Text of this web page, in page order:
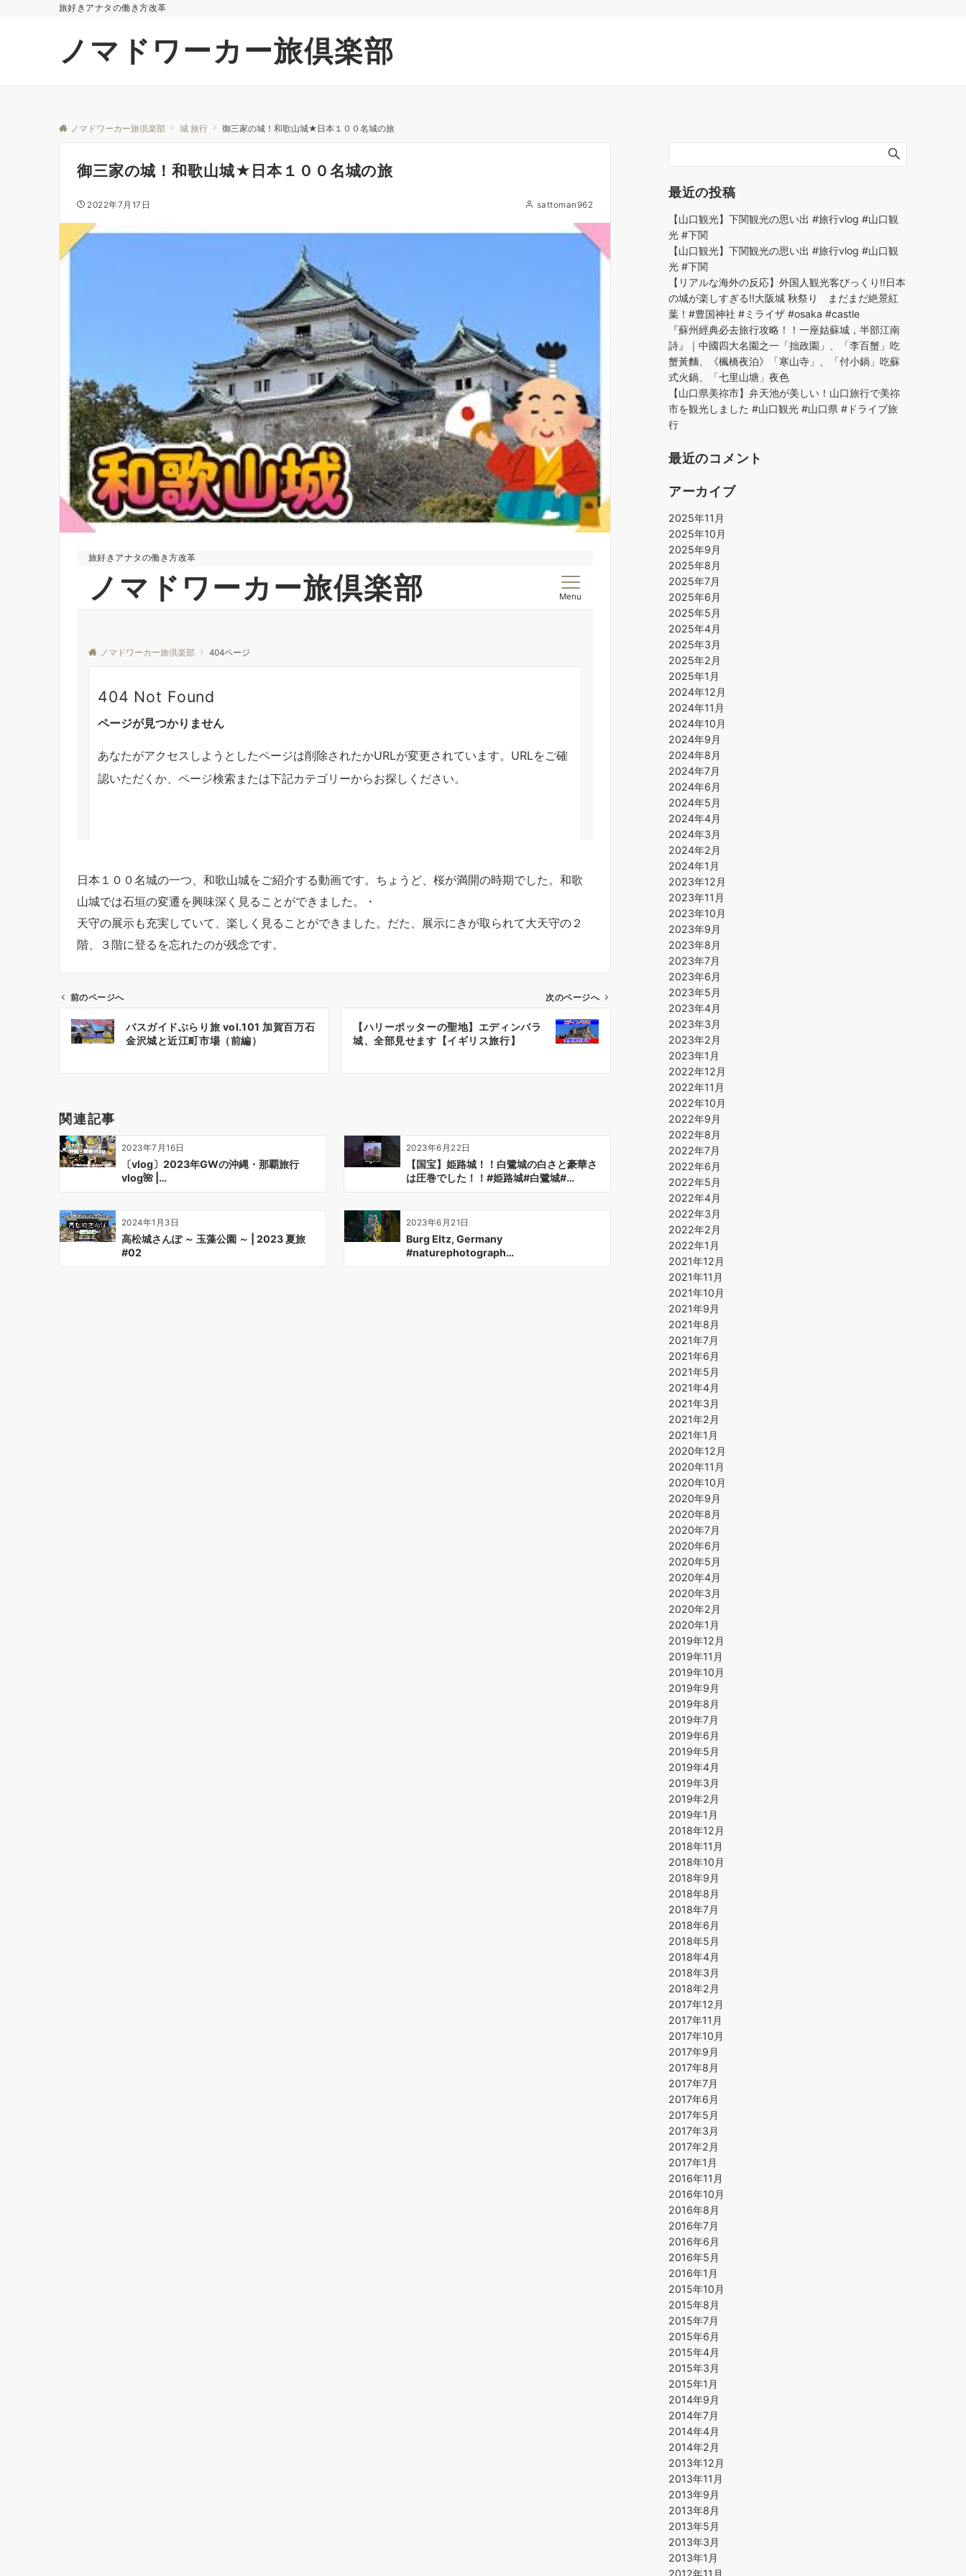
旅好きアナタの働き方改革
ノマドワーカー旅倶楽部
ノマドワーカー旅倶楽部 城 旅行 御三家の城！和歌山城★日本１００名城の旅
御三家の城！和歌山城★日本１００名城の旅
2022年7月17日 sattoman962
日本１００名城の一つ、和歌山城をご紹介する動画です。ちょうど、桜が満開の時期でした。和歌
山城では石垣の変遷を興味深く見ることができました。・
天守の展示も充実していて、楽しく見ることができました。だた、展示にきが取られて大天守の２
階、３階に登るを忘れたのが残念です。
ビ
シ
ョ
ン
前のページへ
バスガイドぶらり旅 vol.101 加賀百万石
金沢城と近江町市場（前編）
次のページへ
【ハリーポッターの聖地】エディンバラ
城、全部見せます【イギリス旅行】
関連記事
2023年7月16日
〔vlog〕2023年GWの沖縄・那覇旅行
vlog🌺 |…
2023年6月22日
【国宝】姫路城！！白鷺城の白さと豪華さ
は圧巻でした！！#姫路城#白鷺城#…
2024年1月3日
高松城さんぽ ～ 玉藻公園 ～ | 2023 夏旅
#02
2023年6月21日
Burg Eltz, Germany
#naturephotograph…
最近の投稿
【山口観光】下関観光の思い出 #旅行vlog #山口観
光 #下関
【山口観光】下関観光の思い出 #旅行vlog #山口観
光 #下関
【リアルな海外の反応】外国人観光客びっくり!!日本
の城が楽しすぎる!!大阪城 秋祭り まだまだ絶景紅
葉！#豊国神社 #ミライザ #osaka #castle
『蘇州經典必去旅行攻略！！一座姑蘇城，半部江南
詩』｜中國四大名園之一「拙政園」、「李百蟹」吃
蟹黃麵、《楓橋夜泊》「寒山寺」、「付小鍋」吃蘇
式火鍋、「七里山塘」夜色
【山口県美祢市】弁天池が美しい！山口旅行で美祢
市を観光しました #山口観光 #山口県 #ドライブ旅
行
最近のコメント
アーカイブ
2025年11月
2025年10月
2025年9月
2025年8月
2025年7月
2025年6月
2025年5月
2025年4月
2025年3月
2025年2月
2025年1月
2024年12月
2024年11月
2024年10月
2024年9月
2024年8月
2024年7月
2024年6月
2024年5月
2024年4月
2024年3月
2024年2月
2024年1月
2023年12月
2023年11月
2023年10月
2023年9月
2023年8月
2023年7月
2023年6月
2023年5月
2023年4月
2023年3月
2023年2月
2023年1月
2022年12月
2022年11月
2022年10月
2022年9月
2022年8月
2022年7月
2022年6月
2022年5月
2022年4月
2022年3月
2022年2月
2022年1月
2021年12月
2021年11月
2021年10月
2021年9月
2021年8月
2021年7月
2021年6月
2021年5月
2021年4月
2021年3月
2021年2月
2021年1月
2020年12月
2020年11月
2020年10月
2020年9月
2020年8月
2020年7月
2020年6月
2020年5月
2020年4月
2020年3月
2020年2月
2020年1月
2019年12月
2019年11月
2019年10月
2019年9月
2019年8月
2019年7月
2019年6月
2019年5月
2019年4月
2019年3月
2019年2月
2019年1月
2018年12月
2018年11月
2018年10月
2018年9月
2018年8月
2018年7月
2018年6月
2018年5月
2018年4月
2018年3月
2018年2月
2017年12月
2017年11月
2017年10月
2017年9月
2017年8月
2017年7月
2017年6月
2017年5月
2017年3月
2017年2月
2017年1月
2016年11月
2016年10月
2016年8月
2016年7月
2016年6月
2016年5月
2016年1月
2015年10月
2015年8月
2015年7月
2015年6月
2015年4月
2015年3月
2015年1月
2014年9月
2014年7月
2014年4月
2014年2月
2013年12月
2013年11月
2013年9月
2013年8月
2013年5月
2013年3月
2013年1月
2012年11月